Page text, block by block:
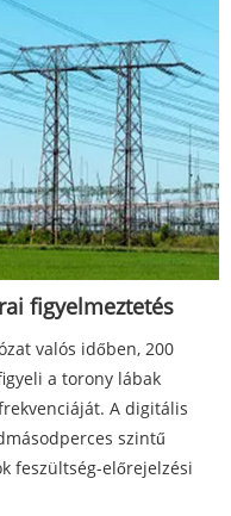
figyelmeztetés
valós időben, 200
a torony lábak
A digitális
szintű
feszültség-előrejelzési